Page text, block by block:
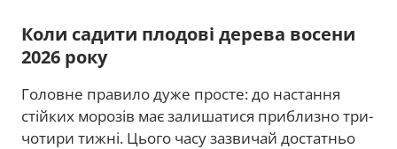
Коли садити плодові дерева восени
2026 року
Головне правило дуже просте: до настання
стійких морозів має залишатися приблизно три-
чотири тижні. Цього часу зазвичай достатньо